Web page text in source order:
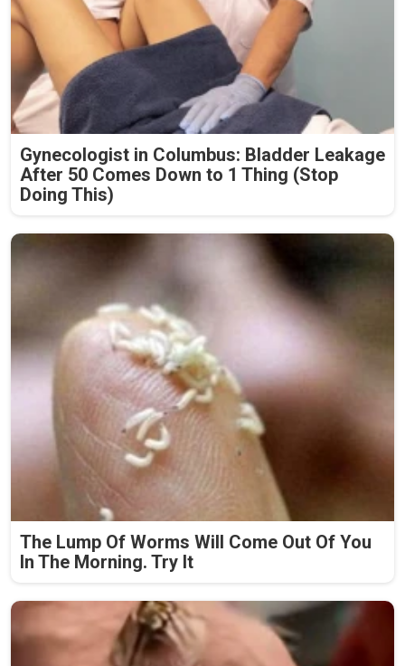
Gynecologist in Columbus: Bladder Leakage
After 50 Comes Down to 1 Thing (Stop
Doing This)
The Lump Of Worms Will Come Out Of You
In The Morning. Try It